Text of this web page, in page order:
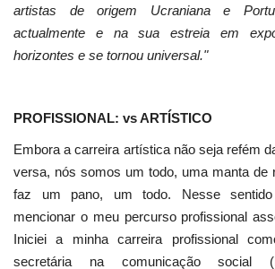
artistas de origem Ucraniana e
actualmente e na sua estreia em
horizontes e se tornou universal."
PROFISSIONAL: vs ARTÍSTICO
Embora a carreira artística não seja refém
versa, nós somos um todo, uma manta de
faz um pano, um todo. Nesse
mencionar o meu percurso profissional
Iniciei a minha carreira profissional
secretária na comunicação social